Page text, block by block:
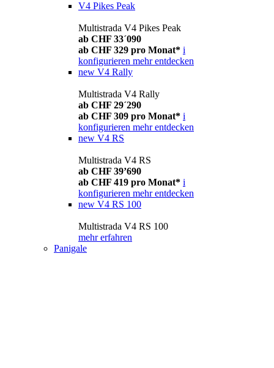
V4 Pikes Peak
Multistrada V4 Pikes Peak
ab CHF 33´090
ab CHF 329 pro Monat* i
konfigurieren mehr entdecken
new V4 Rally
Multistrada V4 Rally
ab CHF 29´290
ab CHF 309 pro Monat* i
konfigurieren mehr entdecken
new V4 RS
Multistrada V4 RS
ab CHF 39’690
ab CHF 419 pro Monat* i
konfigurieren mehr entdecken
new V4 RS 100
Multistrada V4 RS 100
mehr erfahren
Panigale